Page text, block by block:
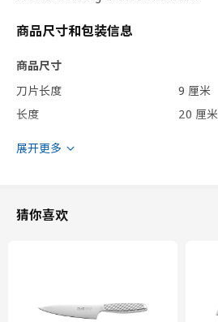
商品尺寸和包装信息
商品尺寸
刀片长度
9 厘米
长度
20 厘米
包装信息
长度
宽度
展开更多
猜你喜欢